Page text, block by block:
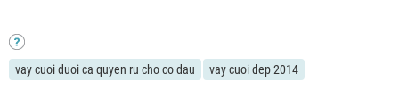
vay cuoi duoi ca quyen ru cho co dau vay cuoi dep 2014